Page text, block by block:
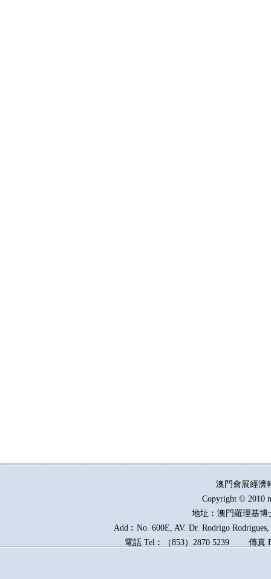
澳門會展經
Copyright © 2010
地址︰澳門羅理基博
Add︰No. 600E, AV. Dr. Rodrigo
電話 Tel︰（853）2870 5239傳真